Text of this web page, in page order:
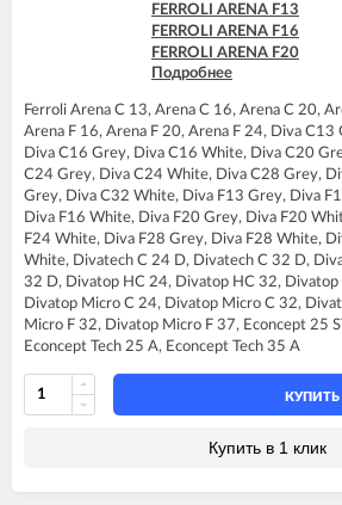
FERROLI ARENA F13
FERROLI ARENA F16
FERROLI ARENA F20
FERROLI ARENA F24
FERROLI BLUEHELIX
FERROLI BLUEHELIX
FERROLI BLUEHELIX
FERROLI DIVA C13
FERROLI DIVA C16
FERROLI DIVA C20
FERROLI DIVA C24
FERROLI DIVA C28
FERROLI DIVA C32
FERROLI DIVA F13
FERROLI DIVA F16
FERROLI DIVA F20
FERROLI DIVA F24
FERROLI DIVA F32
FERROLI DIVA F37
FERROLI DIVAproject F24
Подробнее
Ferroli Arena C 13, Arena C 16, Arena C 20,
Arena F 16, Arena F 20, Arena F 24, Diva
Diva C16 Grey, Diva C16 White, Diva C20
C24 Grey, Diva C24 White, Diva C28 Grey,
Grey, Diva C32 White, Diva F13 Grey, Diva
Diva F16 White, Diva F20 Grey, Diva F20
F24 White, Diva F28 Grey, Diva F28 White,
White, Divatech C 24 D, Divatech C 32 D,
32 D, Divatop HC 24, Divatop HC 32,
Divatop Micro C 24, Divatop Micro C 32,
Micro F 32, Divatop Micro F 37, Econcept 25
Econcept Tech 25 A, Econcept Tech 35 A
КУПИТЬ
Купить в 1 клик